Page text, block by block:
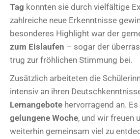
Tag konnten sie durch vielfältige
zahlreiche neue Erkenntnisse
besonderes Highlight war der
zum Eislaufen – sogar der
trug zur fröhlichen Stimmung bei.
Zusätzlich arbeiteten die
intensiv an ihren
Lernangebote hervorragend an.
gelungene Woche, und wir freuen
weiterhin gemeinsam viel zu